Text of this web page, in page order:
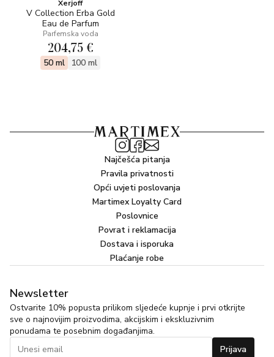
Xerjoff
V Collection Erba Gold
Eau de Parfum
Parfemska voda
204,75 €
50 ml 100 ml
Najčešća pitanja
Pravila privatnosti
Opći uvjeti poslovanja
Martimex Loyalty Card
Poslovnice
Povrat i reklamacija
Dostava i isporuka
Plaćanje robe
Newsletter
Ostvarite 10% popusta prilikom sljedeće kupnje i prvi otkrijte
sve o najnovijim proizvodima, akcijskim i ekskluzivnim
ponudama te posebnim događanjima.
Prijava